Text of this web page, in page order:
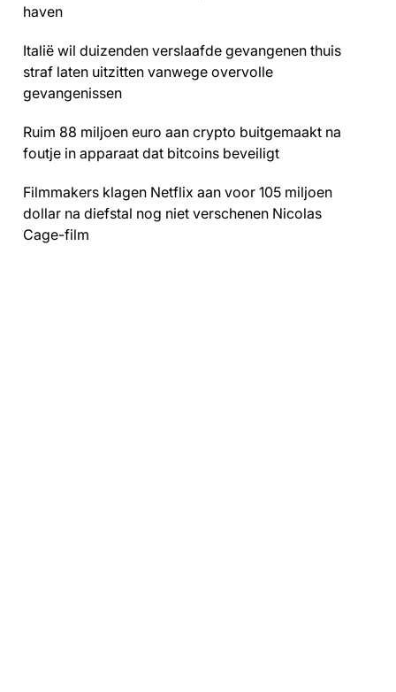
haven
Italië wil duizenden verslaafde gevangenen thuis
straf laten uitzitten vanwege overvolle
gevangenissen
Ruim 88 miljoen euro aan crypto buitgemaakt na
foutje in apparaat dat bitcoins beveiligt
Filmmakers klagen Netflix aan voor 105 miljoen
dollar na diefstal nog niet verschenen Nicolas
Cage-film